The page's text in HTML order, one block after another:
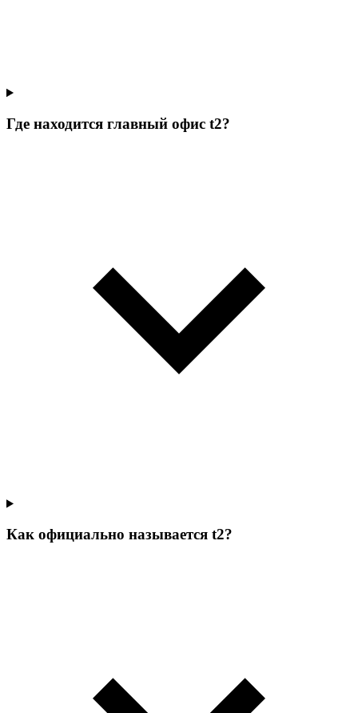
Где находится главный офис t2?
Как официально называется t2?